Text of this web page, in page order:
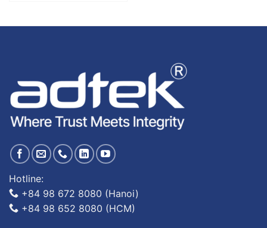
Hotline:
+84 98 672 8080 (Hanoi)
+84 98 652 8080 (HCM)